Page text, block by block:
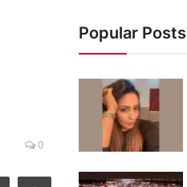
0
Popular Posts